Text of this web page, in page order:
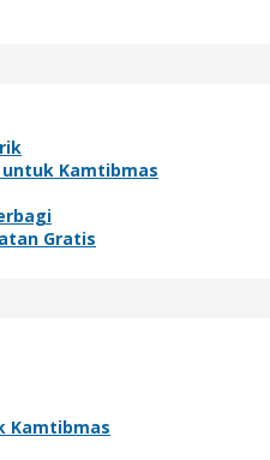
untuk Kamtibmas
Gratis
Kamtibmas